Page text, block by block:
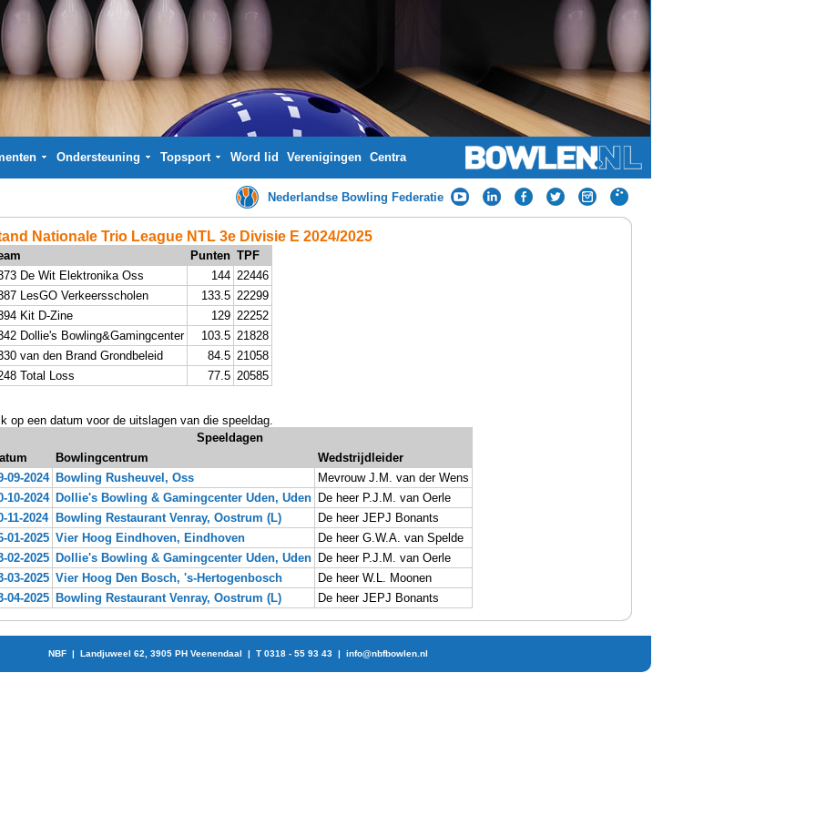
Ondersteuning Topsport Word lid Verenigingen Centra
Nederlandse Bowling Federatie
Nationale Trio League NTL 3e Divisie E 2024/2025
Punten TPF
De Wit Elektronika Oss
144 22446
LesGO Verkeersscholen
133.5 22299
Kit D-Zine
129 22252
Dollie's Bowling&Gamingcenter
103.5 21828
van den Brand Grondbeleid
84.5 21058
Total Loss
77.5 20585
op een datum voor de uitslagen van die speeldag.
Speeldagen
Bowlingcentrum
Wedstrijdleider
09-2024
Bowling Rusheuvel, Oss
Mevrouw J.M. van der Wens
10-2024
Dollie's Bowling & Gamingcenter Uden, Uden
De heer P.J.M. van Oerle
11-2024
Bowling Restaurant Venray, Oostrum (L)
De heer JEPJ Bonants
01-2025 Vier Hoog Eindhoven, Eindhoven
De heer G.W.A. van Spelde
02-2025
Dollie's Bowling & Gamingcenter Uden, Uden
De heer P.J.M. van Oerle
03-2025 Vier Hoog Den Bosch, 's-Hertogenbosch
De heer W.L. Moonen
04-2025
Bowling Restaurant Venray, Oostrum (L) De heer JEPJ Bonants
NBF | Landjuweel 62, 3905 PH Veenendaal | T 0318 - 55 93 43 | info@nbfbowlen.nl